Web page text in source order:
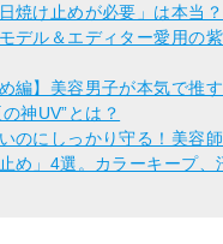
日焼け止めが必要」は本当
デル＆エディター愛用の
編】美容男子が本気で推
神UV”とは？
のにしっかり守る！美容
め」4選。カラーキープ、